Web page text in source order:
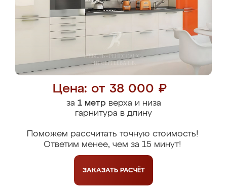
Цена: от 38 000 ₽
за 1 метрверха и низа
гарнитура в длину
Поможем рассчитать точную стоимость!
Ответим менее, чем за 15 минут!
ЗАКАЗАТЬ РАСЧЁТ